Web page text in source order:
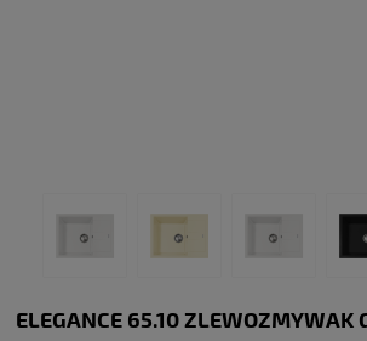
ELEGANCE 65.10 ZLEWOZMYWAK